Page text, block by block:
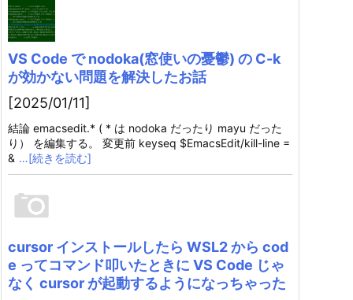
VS Code で nodoka(窓使いの憂鬱) の C-k
が効かない問題を解決したお話
[2025/01/11]
結論 emacsedit.* ( * は nodoka だったり mayu だった
り） を編集する。 変更前 keyseq $EmacsEdit/kill-line =
& …[続きを読む]
cursor インストールしたら WSL2 から cod
e ってコマンド叩いたときに VS Code じゃ
なく cursor が起動するようになっちゃった